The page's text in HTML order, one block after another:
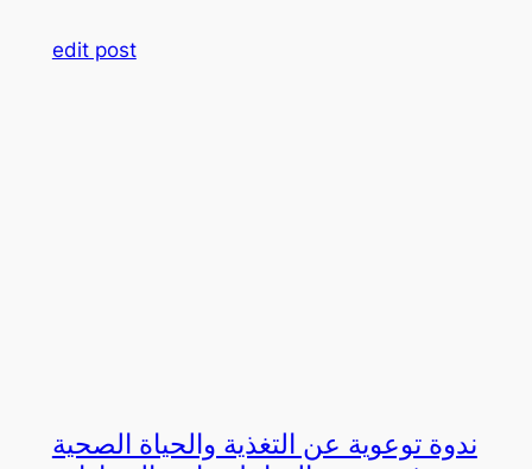
edit post
ندوة توعوية عن التغذية والحياة الصحية